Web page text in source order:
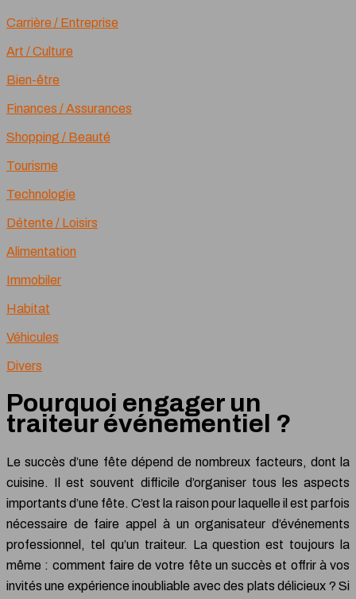
Carrière / Entreprise
Art / Culture
Bien-être
Finances / Assurances
Shopping / Beauté
Tourisme
Technologie
Détente / Loisirs
Alimentation
Immobiler
Habitat
Véhicules
Divers
Pourquoi engager un
traiteur événementiel ?
Le succès d’une fête dépend de nombreux facteurs, dont la
cuisine. Il est souvent difficile d’organiser tous les aspects
importants d’une fête. C’est la raison pour laquelle il est parfois
nécessaire de faire appel à un organisateur d’événements
professionnel, tel qu’un traiteur. La question est toujours la
même : comment faire de votre fête un succès et offrir à vos
invités une expérience inoubliable avec des plats délicieux ? Si